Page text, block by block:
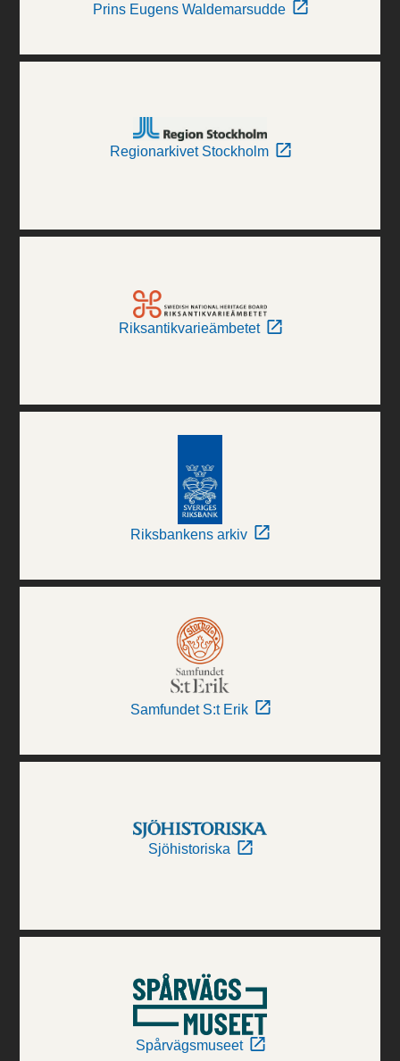
Prins Eugens Waldemarsudde
Regionarkivet Stockholm
Riksantikvarieämbetet
Riksbankens arkiv
Samfundet S:t Erik
Sjöhistoriska
Spårvägsmuseet